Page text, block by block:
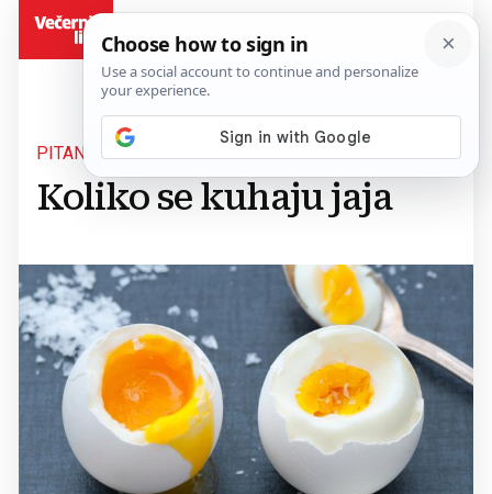
PITANJE PRECIZNOSTI
Koliko se kuhaju jaja